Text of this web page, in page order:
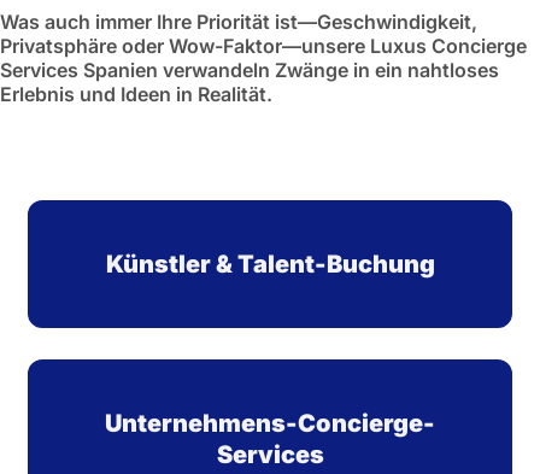
Was auch immer Ihre Priorität ist—Geschwindigkeit,
Privatsphäre oder Wow-Faktor—unsere Luxus Concierge
Services Spanien verwandeln Zwänge in ein nahtloses
Erlebnis und Ideen in Realität.
Künstler & Talent-Buchung
Unternehmens-Concierge-
Services